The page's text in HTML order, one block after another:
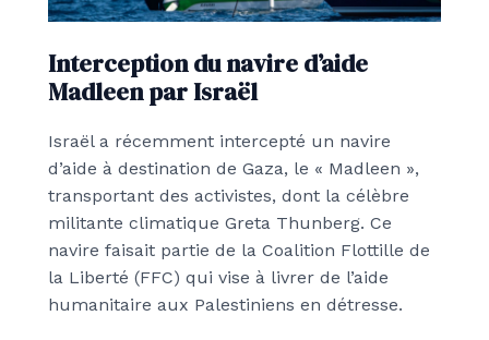
Interception du navire d’aide
Madleen par Israël
Israël a récemment intercepté un navire
d’aide à destination de Gaza, le « Madleen »,
transportant des activistes, dont la célèbre
militante climatique Greta Thunberg. Ce
navire faisait partie de la Coalition Flottille de
la Liberté (FFC) qui vise à livrer de l’aide
humanitaire aux Palestiniens en détresse.